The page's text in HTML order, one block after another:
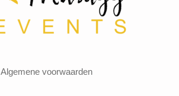
Algemene voorwaarden